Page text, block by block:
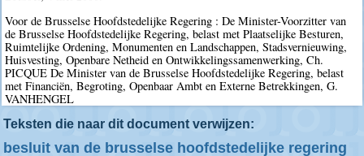
Voor de Brusselse Hoofdstedelijke Regering : De Minister-Voorzitter van
de Brusselse Hoofdstedelijke Regering, belast met Plaatselijke Besturen,
Ruimtelijke Ordening, Monumenten en Landschappen, Stadsvernieuwing,
Huisvesting, Openbare Netheid en Ontwikkelingssamenwerking, Ch.
PICQUE De Minister van de Brusselse Hoofdstedelijke Regering, belast
met Financiën, Begroting, Openbaar Ambt en Externe Betrekkingen, G.
VANHENGEL
Teksten die naar dit document verwijzen:
besluit van de brusselse hoofdstedelijke regering